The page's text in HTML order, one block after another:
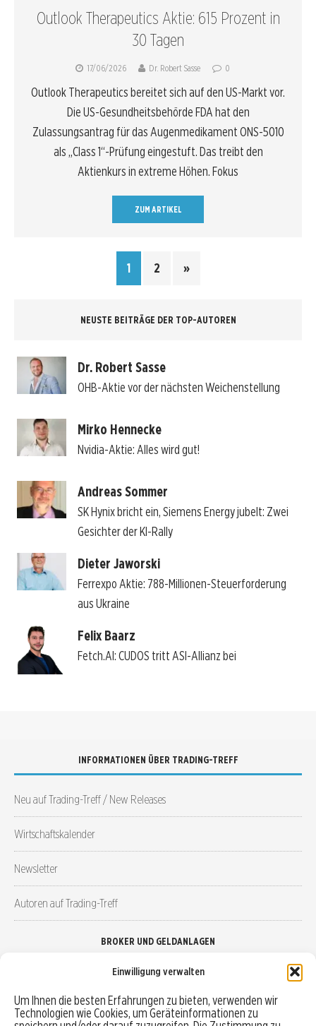
Einwilligung verwalten
Um Ihnen die besten Erfahrungen zu bieten, verwenden wir
Technologien wie Cookies, um Geräteinformationen zu
Outlook Therapeutics Aktie: 615 Prozent in
30 Tagen
17/06/2026 Dr. Robert Sasse 0
Outlook Therapeutics bereitet sich auf den US-Markt vor.
Die US-Gesundheitsbehörde FDA hat den
Zulassungsantrag für das Augenmedikament ONS-5010
als „Class 1“-Prüfung eingestuft. Das treibt den
Aktienkurs in extreme Höhen. Fokus
ZUM ARTIKEL
1 2 »
NEUSTE BEITRÄGE DER TOP-AUTOREN
Dr. Robert Sasse
OHB-Aktie vor der nächsten Weichenstellung
Mirko Hennecke
Nvidia-Aktie: Alles wird gut!
Andreas Sommer
SK Hynix bricht ein, Siemens Energy jubelt: Zwei
Gesichter der KI-Rally
Dieter Jaworski
Ferrexpo Aktie: 788-Millionen-Steuerforderung
aus Ukraine
Felix Baarz
Fetch.AI: CUDOS tritt ASI-Allianz bei
INFORMATIONEN ÜBER TRADING-TREFF
Neu auf Trading-Treff / New Releases
Wirtschaftskalender
Newsletter
Autoren auf Trading-Treff
BROKER UND GELDANLAGEN
Robo-Advisor vergleichen